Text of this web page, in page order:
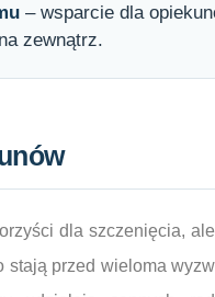
– wsparcie dla
zewnątrz.
dla szczenięcia,
stają przed wieloma